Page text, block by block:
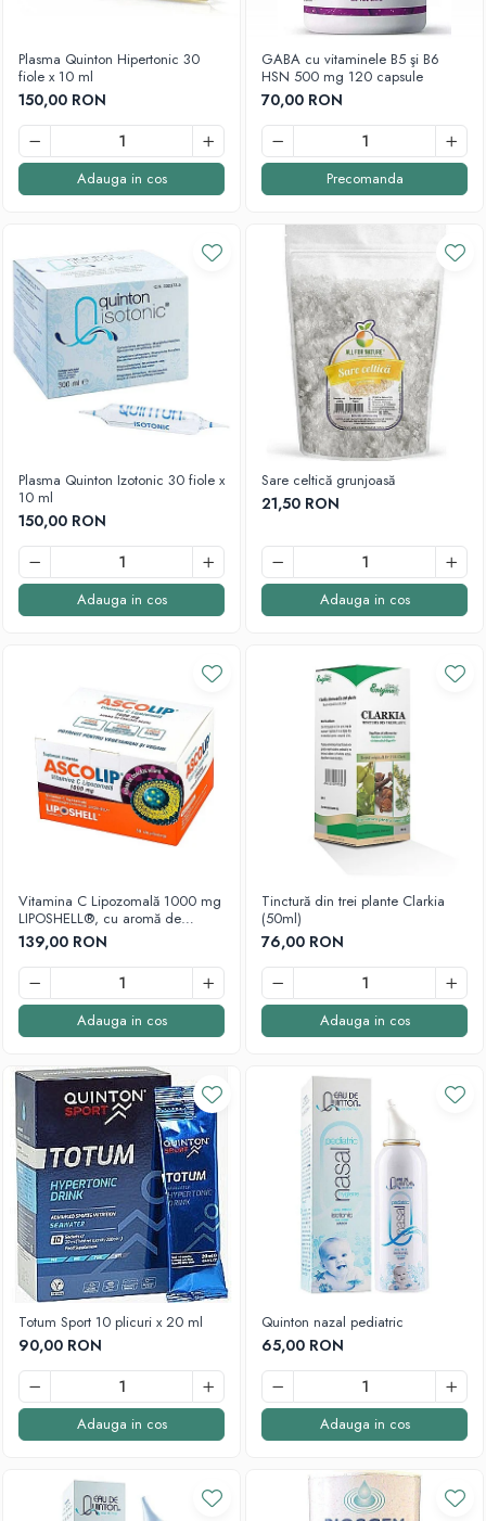
Cartilaj
Colagen
Glucozamina
Fitoterapie
Aromaterapie
Tincturi
Minerale și Oligoelemente
Argilă
Calciu
Electroliți
Multiminerale
Quinton
Seleniu
Siliciu
Zinc
Proteine și aminoacizi
Gaba
Glutation
Lizina
Metionina
B
C
D
E
Plasma Quinton Hipertonic 30
fiole x 10 ml
150,00 RON
Adauga in cos
GABA cu vitaminele B5 şi B6
HSN 500 mg 120 capsule
70,00 RON
Precomanda
Plasma Quinton Izotonic 30 fiole x
10 ml
150,00 RON
Adauga in cos
Sare celtică grunjoasă
21,50 RON
Adauga in cos
Vitamina C Lipozomală 1000 mg
LIPOSHELL®, cu aromă de
coacăze (30 plicuri) - absorbție
superioară pentru imunitate
139,00 RON
Adauga in cos
Tinctură din trei plante Clarkia
(50ml)
76,00 RON
Adauga in cos
Totum Sport 10 plicuri x 20 ml
90,00 RON
Adauga in cos
Quinton nazal pediatric
65,00 RON
Adauga in cos